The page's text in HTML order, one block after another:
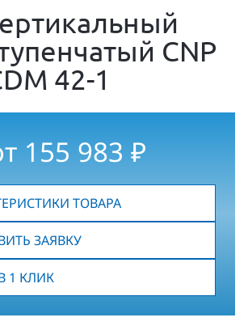
CNP
42-1
155 983 ₽
ТОВАРА
ЗАЯВКУ
1 КЛИК